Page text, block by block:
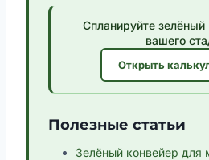
Спланируйте зелёный
вашего
Открыть
Полезные статьи
Зелёный конвейер для